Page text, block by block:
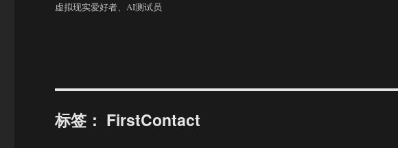
虚拟现实爱好者、AI测试员
标签： FirstContact